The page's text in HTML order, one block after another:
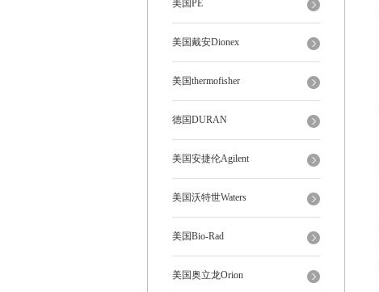
美国PE
美国戴安Dionex
美国thermofisher
德国DURAN
美国安捷伦Agilent
美国沃特世Waters
美国Bio-Rad
美国奥立龙Orion